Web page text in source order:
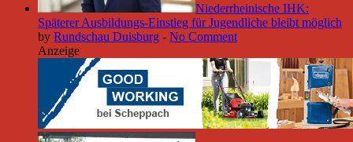
Niederrheinische IHK:
Späterer Ausbildungs-Einstieg für Jugendliche bleibt möglich
by Rundschau Duisburg - No Comment
Anzeige